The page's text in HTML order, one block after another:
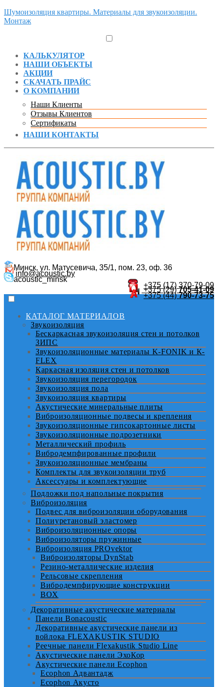
Шумоизоляция квартиры. Материалы для звукоизоляции.
Монтаж
КАЛЬКУЛЯТОР
НАШИ ОБЪЕКТЫ
АКЦИИ
СКАЧАТЬ ПРАЙС
О КОМПАНИИ
Наши Клиенты
Отзывы Клиентов
Сертификаты
НАШИ КОНТАКТЫ
Минск, ул. Матусевича, 35/1, пом. 23, оф. 36
info@acoustic.by
acoustic_minsk
+375 (17) 370-79-09
+375 (29)705-41-09
+375 (44)790-73-75
КАТАЛОГ МАТЕРИАЛОВ
Звукоизоляция
Бескаркасная звукоизоляция стен и потолков
ЗИПС
Звукоизоляционные материалы K-FONIK и К-
FLEX
Каркасная изоляция стен и потолков
Звукоизоляция перегородок
Звукоизоляция пола
Звукоизоляция квартиры
Акустические минеральные плиты
Виброизоляционные подвесы и крепления
Звукоизоляционные гипсокартонные листы
Звукоизоляционные подрозетники
Металлический профиль
Вибродемпфированные профили
Звукоизоляционные мембраны
Комплекты для звукоизоляции труб
Аксессуары и комплектующие
Подложки под напольные покрытия
Виброизоляция
Подвес для виброизоляции оборудования
Полиуретановый эластомер
Виброизоляционные опоры
Виброизоляторы пружинные
Виброизоляция PROvektor
Виброизоляторы DynStab
Резино-металлические изделия
Рельсовые скрепления
Вибродемпфирующие конструкции
BOX
Декоративные акустические материалы
Панели Bonacoustic
Декоративные акустические панели из
войлока FLEXAKUSTIK STUDIO
Реечные панели Flexakustik Studio Line
Акустические панели ЭхоКор
Акустические панели Ecophon
Ecophon Адвантадж
Ecophon Акусто